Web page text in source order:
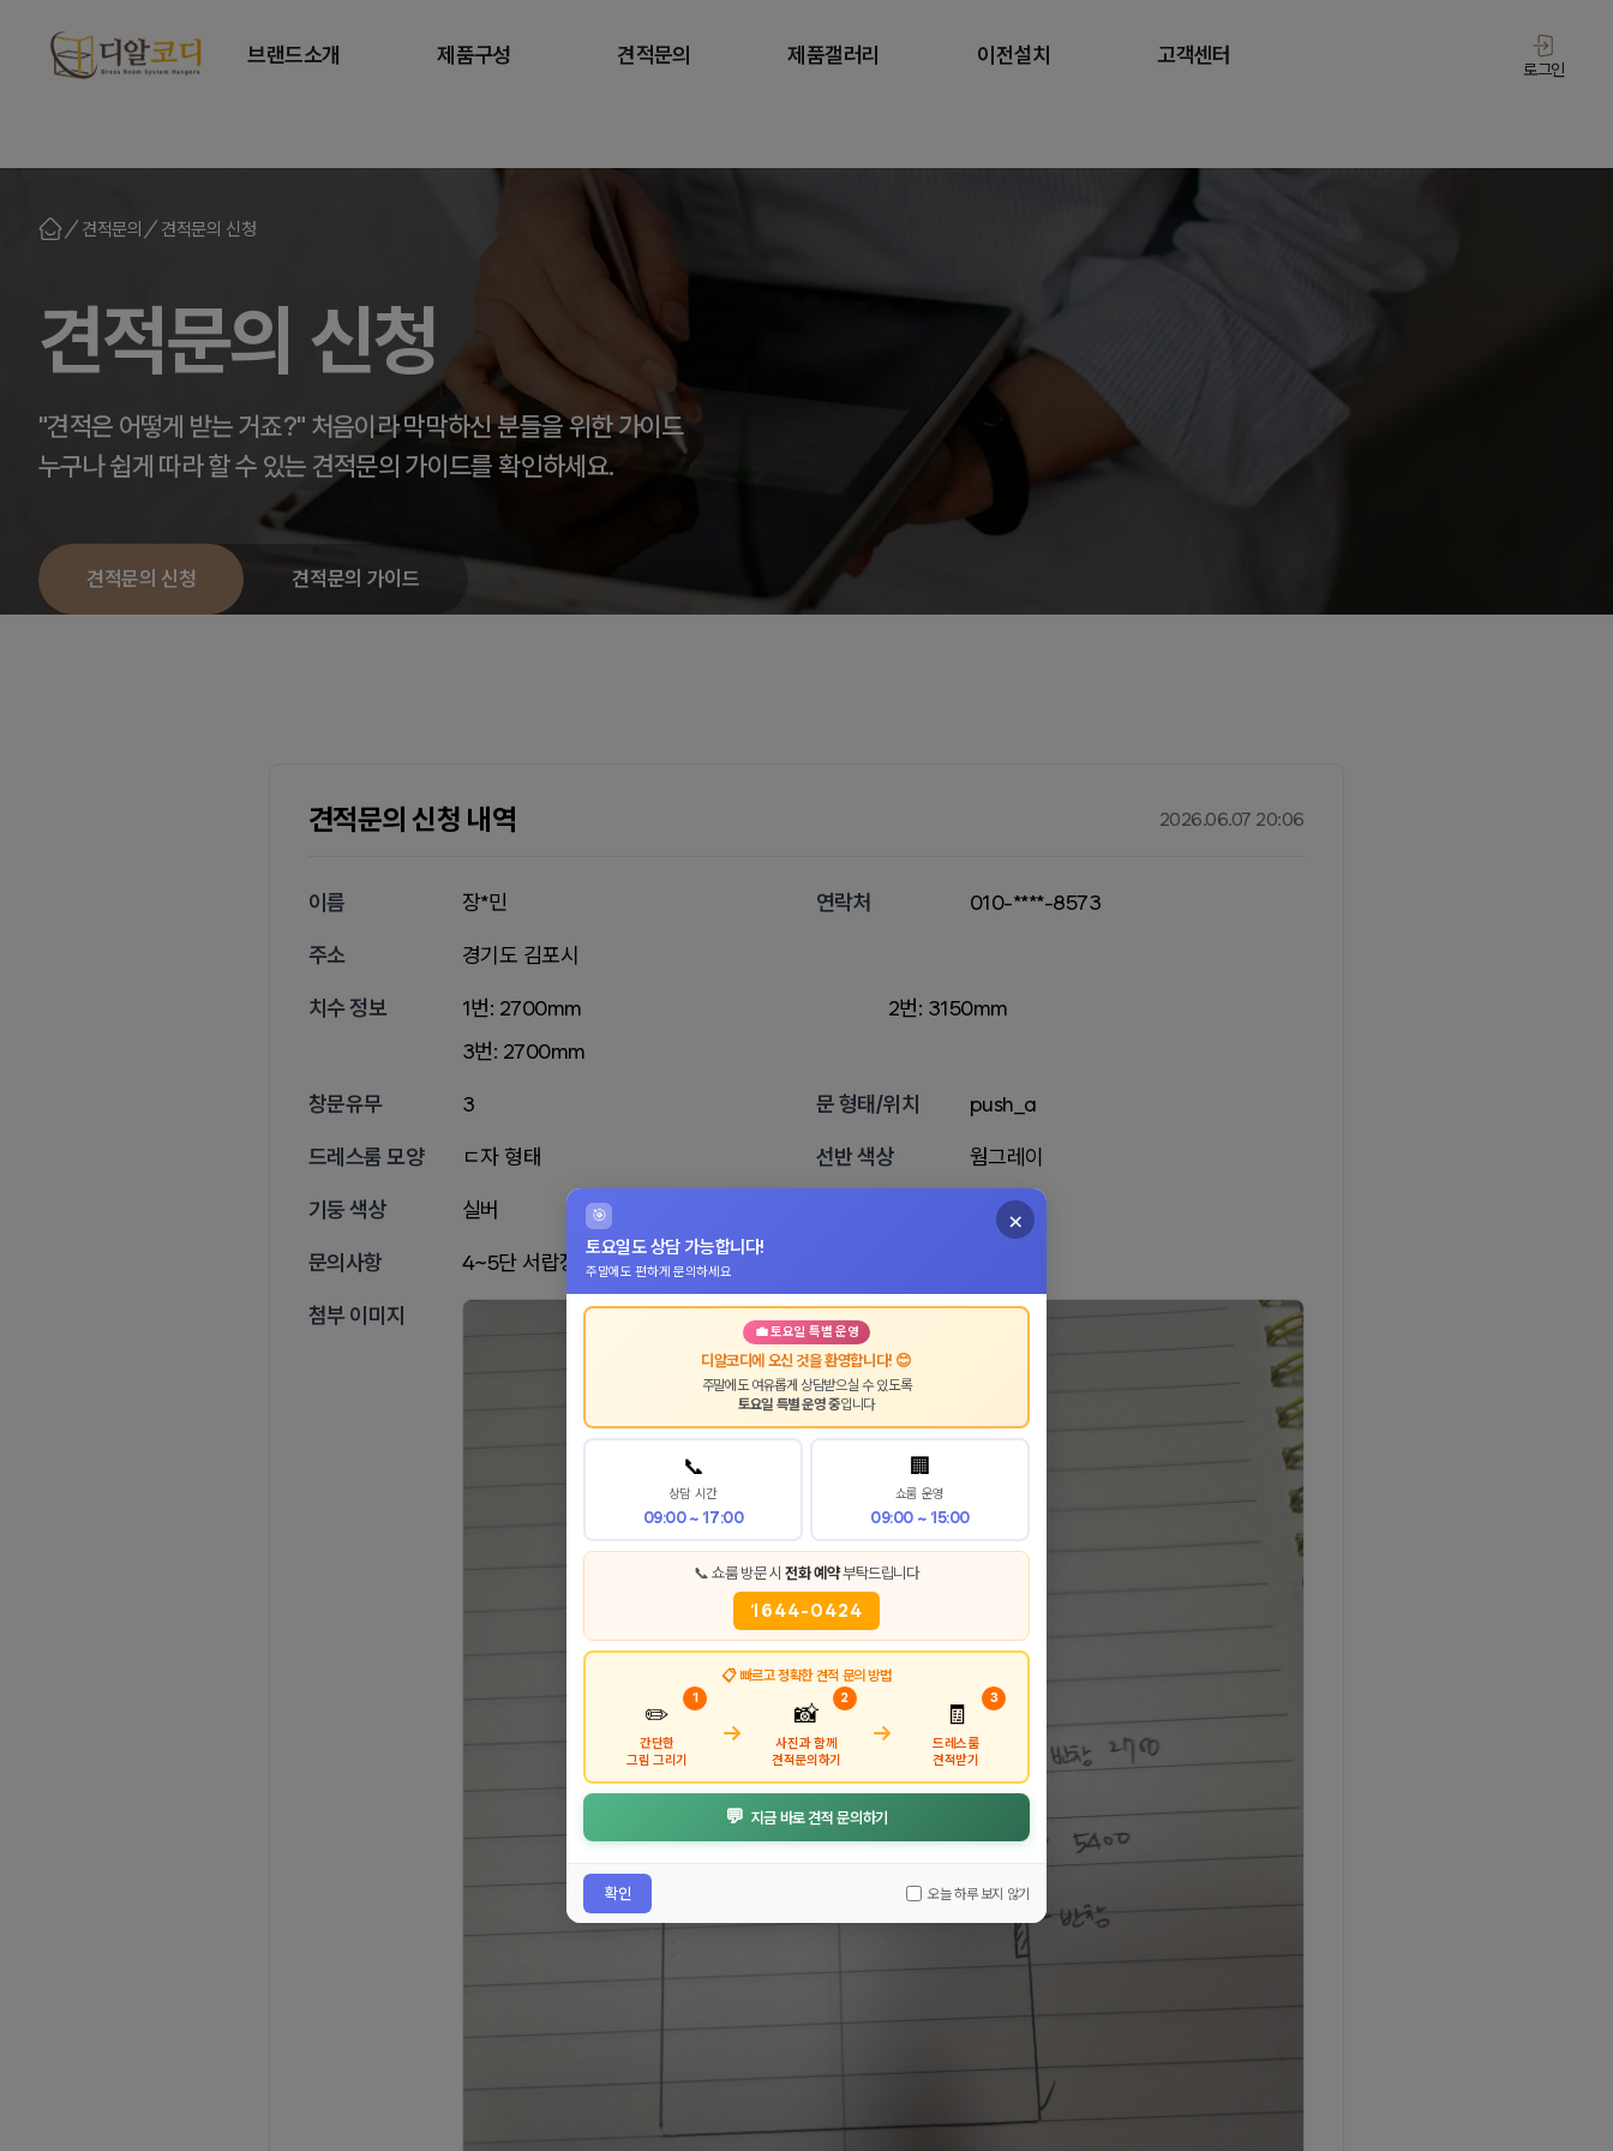
브랜드소개 제품구성 견적문의
가격 시뮬레이터
제품갤러리 이전설치 고객센터
로그인
견적문의 견적문의 신청
견적문의 신청
"견적은 어떻게 받는 거죠?" 처음이라 막막하신 분들을 위한 가이드
누구나 쉽게 따라 할 수 있는 견적문의 가이드를 확인하세요.
견적문의 신청 견적문의 가이드
견적문의 신청 내역 2026.06.07 20:06
이름 장*민 연락처 010-****-8573
주소 경기도 김포시
치수 정보 1번: 2700mm
2번: 3150mm
3번: 2700mm
창문유무 3 문 형태/위치 push_a
드레스룸 모양 ㄷ자 형태 선반 색상 웜그레이
기둥 색상 실버
문의사항 4~5단 서랍장 2개 거울장 1개 구성
첨부 이미지
×
🎯
토요일도 상담 가능합니다!
주말에도 편하게 문의하세요
💼 토요일 특별 운영
디알코디에 오신 것을 환영합니다! 😊
주말에도 여유롭게 상담받으실 수 있도록
토요일 특별 운영 중입니다
📞
상담 시간
09:00 ~ 17:00
🏢
쇼룸 운영
09:00 ~ 15:00
📞 쇼룸 방문 시전화 예약부탁드립니다
1644-0424
📋 빠르고 정확한 견적 문의 방법
1
✏️
간단한
그림 그리기
→
2
📸
사진과 함께
견적문의하기
→
3
🧾
드레스룸
견적받기
💬 지금 바로 견적 문의하기
확인 오늘 하루 보지 않기